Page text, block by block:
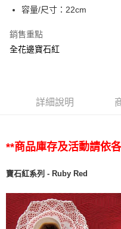
容量/尺寸：22cm
銷售重點
全花邊寶石紅
詳細說明
**商品庫存及活動請依
寶石紅系列 - Ruby Red